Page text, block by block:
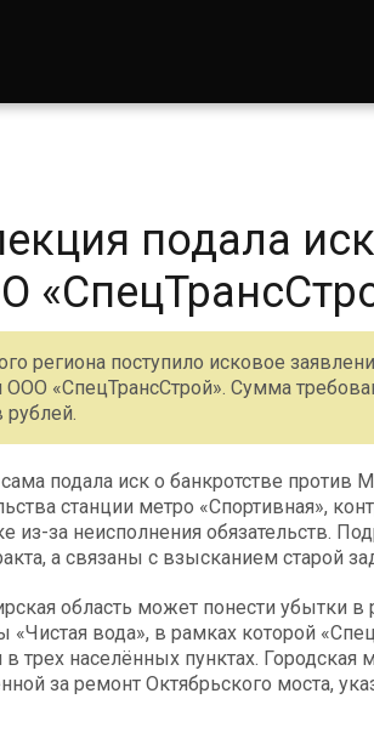
подала
региона поступило исковое
«СпецТрансСтрой». Сумма
подала иск о банкротстве против
станции метро «Спортивная»,
из-за неисполнения обязательств.
а связаны с взысканием старой
область может понести убытки
вода», в рамках которой
в трех населённых пунктах.
за ремонт Октябрьского моста,